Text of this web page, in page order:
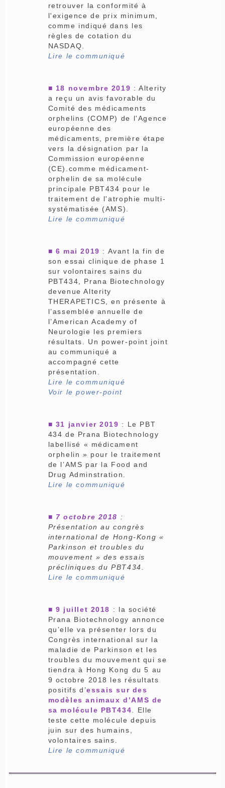
retrouver la conformité à
l'exigence de prix minimum,
comme indiqué dans les
règles de cotation du
NASDAQ.
Lire le communiqué
■ 18 novembre 2019 : Alterity
a reçu un avis favorable du
Comité des médicaments
orphelins (COMP) de l'Agence
européenne des
médicaments, première étape
vers la désignation par la
Commission européenne
(CE).comme médicament-
orphelin de sa molécule
principale PBT434 pour le
traitement de l'atrophie multi-
systématisée (AMS).
Lire le communiqué
■ 6 mai 2019 : Avant la fin de
son essai clinique de phase 1
sur volontaires sains du
PBT434, Prana Biotechnology
devenue Alterity
THERAPETICS, en présente à
l’assemblée annuelle de
l’American Academy of
Neurologie les premiers
résultats. Un power-point joint
au communiqué a
accompagné cette
présentation.
Lire le communiqué
Voir le power-point
■ 31 janvier 2019 : Le PBT
434 de Prana Biotechnology
labellisé « médicament
orphelin » pour le traitement
de l’AMS par la Food and
Drug Adminstration.
Lire le communiqué
■ 7 octobre 2018 :
Présentation au congrès
international de Hong-Kong «
Parkinson et troubles du
mouvement » des essais
précliniques du PBT434.
Lire le communiqué
■ 9 juillet 2018 : la société
Prana Biotechnology annonce
qu’elle va présenter lors du
Congrès international sur la
maladie de Parkinson et les
troubles du mouvement qui se
tiendra à Hong Kong du 5 au
9 octobre 2018 les résultats
positifs d’essais sur des
modèles animaux d’AMS de
sa molécule PBT434 . Elle
teste cette molécule depuis
juin sur des humains,
volontaires sains.
Lire le communiqué